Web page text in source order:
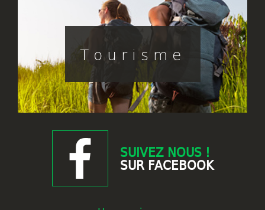
Tourisme
SUIVEZ NOUS !
SUR FACEBOOK